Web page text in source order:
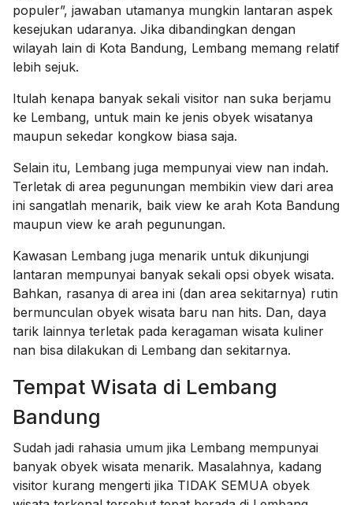
populer”, jawaban utamanya mungkin lantaran aspek
kesejukan udaranya. Jika dibandingkan dengan
wilayah lain di Kota Bandung, Lembang memang relatif
lebih sejuk.
Itulah kenapa banyak sekali visitor nan suka berjamu
ke Lembang, untuk main ke jenis obyek wisatanya
maupun sekedar kongkow biasa saja.
Selain itu, Lembang juga mempunyai view nan indah.
Terletak di area pegunungan membikin view dari area
ini sangatlah menarik, baik view ke arah Kota Bandung
maupun view ke arah pegunungan.
Kawasan Lembang juga menarik untuk dikunjungi
lantaran mempunyai banyak sekali opsi obyek wisata.
Bahkan, rasanya di area ini (dan area sekitarnya) rutin
bermunculan obyek wisata baru nan hits. Dan, daya
tarik lainnya terletak pada keragaman wisata kuliner
nan bisa dilakukan di Lembang dan sekitarnya.
Tempat Wisata di Lembang
Bandung
Sudah jadi rahasia umum jika Lembang mempunyai
banyak obyek wisata menarik. Masalahnya, kadang
visitor kurang mengerti jika TIDAK SEMUA obyek